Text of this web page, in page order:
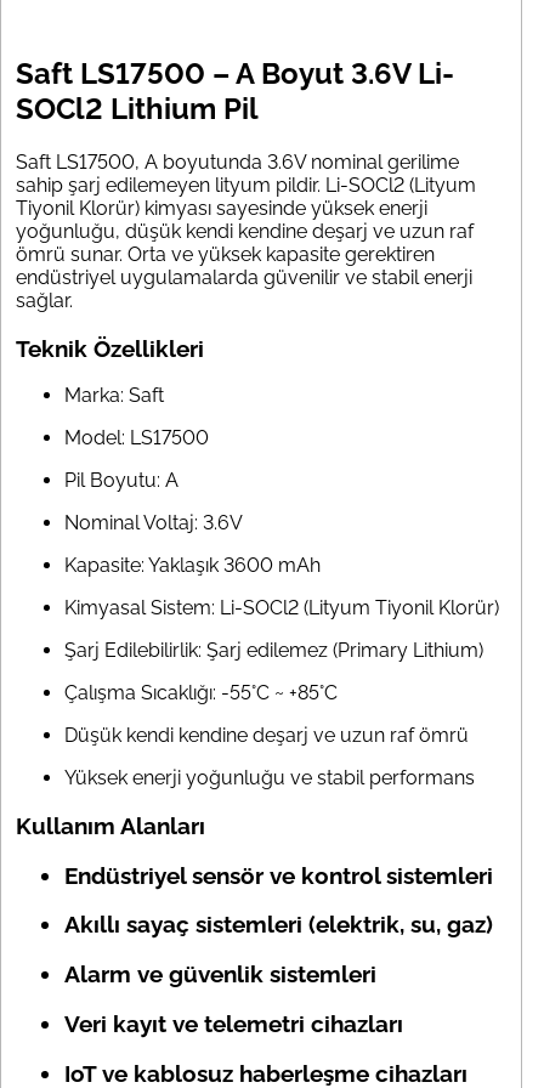
Saft LS17500 – A Boyut 3.6V Li-
SOCl2 Lithium Pil
Saft LS17500, A boyutunda 3.6V nominal gerilime
sahip şarj edilemeyen lityum pildir. Li-SOCl2 (Lityum
Tiyonil Klorür) kimyası sayesinde yüksek enerji
yoğunluğu, düşük kendi kendine deşarj ve uzun raf
ömrü sunar. Orta ve yüksek kapasite gerektiren
endüstriyel uygulamalarda güvenilir ve stabil enerji
sağlar.
Teknik Özellikleri
Marka: Saft
Model: LS17500
Pil Boyutu: A
Nominal Voltaj: 3.6V
Kapasite: Yaklaşık 3600 mAh
Kimyasal Sistem: Li-SOCl2 (Lityum Tiyonil Klorür)
Şarj Edilebilirlik: Şarj edilemez (Primary Lithium)
Çalışma Sıcaklığı: -55°C ~ +85°C
Düşük kendi kendine deşarj ve uzun raf ömrü
Yüksek enerji yoğunluğu ve stabil performans
Kullanım Alanları
Endüstriyel sensör ve kontrol sistemleri
Akıllı sayaç sistemleri (elektrik, su, gaz)
Alarm ve güvenlik sistemleri
Veri kayıt ve telemetri cihazları
IoT ve kablosuz haberleşme cihazları